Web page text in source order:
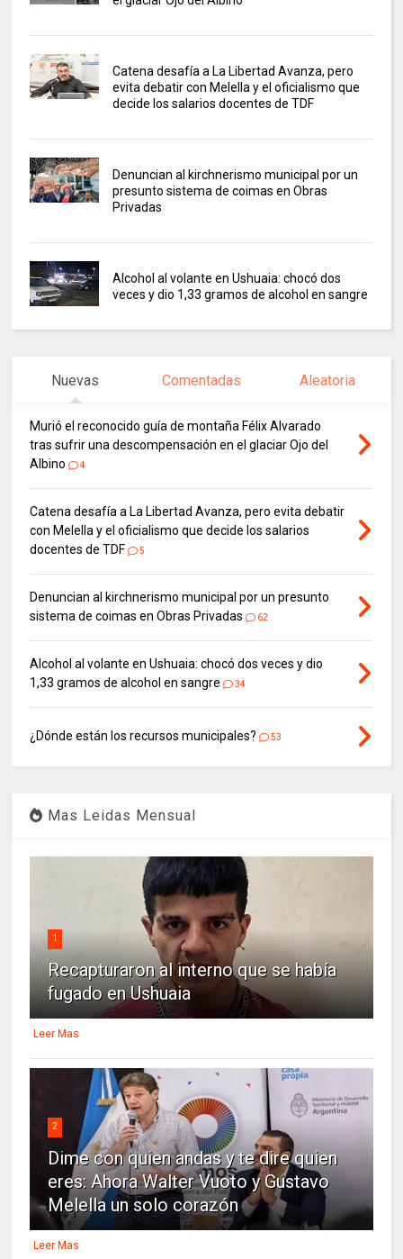
Catena desafía a La Libertad Avanza, pero
evita debatir con Melella y el oficialismo que
decide los salarios docentes de TDF
Denuncian al kirchnerismo municipal por un
presunto sistema de coimas en Obras
Privadas
Alcohol al volante en Ushuaia: chocó dos
veces y dio 1,33 gramos de alcohol en sangre
Nuevas Comentadas Aleatoria
Murió el reconocido guía de montaña Félix Alvarado
tras sufrir una descompensación en el glaciar Ojo del
Albino
4
Catena desafía a La Libertad Avanza, pero evita debatir
con Melella y el oficialismo que decide los salarios
docentes de TDF
5
Denuncian al kirchnerismo municipal por un presunto
sistema de coimas en Obras Privadas
62
Alcohol al volante en Ushuaia: chocó dos veces y dio
1,33 gramos de alcohol en sangre
34
¿Dónde están los recursos municipales? 53
Mas Leidas Mensual
1
Recapturaron al interno que se había
fugado en Ushuaia
Leer Mas
2
Dime con quien andas y te dire quien
eres: Ahora Walter Vuoto y Gustavo
Melella un solo corazón
Leer Mas